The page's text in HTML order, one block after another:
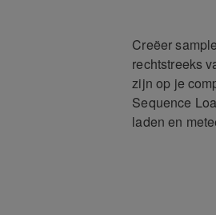
Creëer
rechtstreeks
zijn op je
Sequence
laden en